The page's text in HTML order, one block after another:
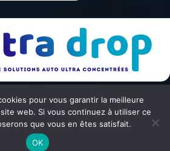
Mentions légales Politique de confidentialité
générales de vente
pour vous garantir la meilleure
web. Si vous continuez à utiliser ce
que vous en êtes satisfait.
OK